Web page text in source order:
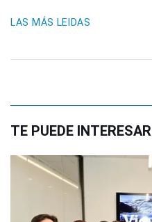
LAS MÁS LEIDAS
TE PUEDE INTERESAR